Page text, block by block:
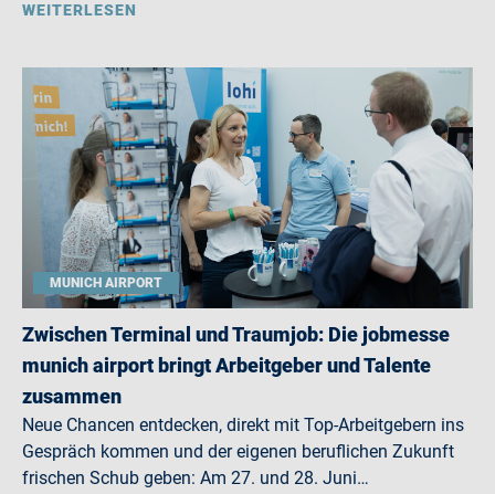
WEITERLESEN
MUNICH AIRPORT
Zwischen Terminal und Traumjob: Die jobmesse
munich airport bringt Arbeitgeber und Talente
zusammen
Neue Chancen entdecken, direkt mit Top-Arbeitgebern ins
Gespräch kommen und der eigenen beruflichen Zukunft
frischen Schub geben: Am 27. und 28. Juni…